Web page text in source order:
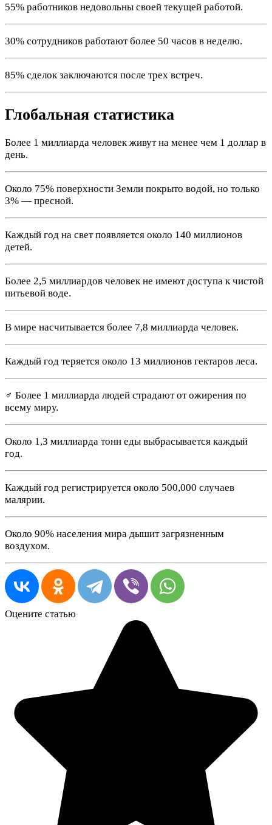
55% работников недовольны своей текущей работой.
30% сотрудников работают более 50 часов в неделю.
85% сделок заключаются после трех встреч.
Глобальная статистика
Более 1 миллиарда человек живут на менее чем 1 доллар в
день.
Около 75% поверхности Земли покрыто водой, но только
3% — пресной.
Каждый год на свет появляется около 140 миллионов
детей.
Более 2,5 миллиардов человек не имеют доступа к чистой
питьевой воде.
В мире насчитывается более 7,8 миллиарда человек.
Каждый год теряется около 13 миллионов гектаров леса.
‍♂️ Более 1 миллиарда людей страдают от ожирения по
всему миру.
Около 1,3 миллиарда тонн еды выбрасывается каждый
год.
Каждый год регистрируется около 500,000 случаев
малярии.
Около 90% населения мира дышит загрязненным
воздухом.
Оцените статью